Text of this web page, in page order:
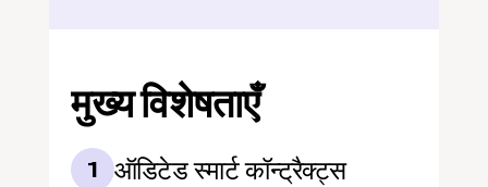
मुख्य विशेषताएँ
1 ऑडिटेड स्मार्ट कॉन्ट्रैक्ट्स